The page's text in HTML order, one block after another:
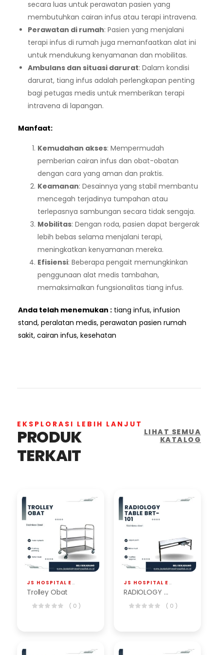
secara luas untuk perawatan pasien yang
membutuhkan cairan infus atau terapi intravena.
Perawatan di rumah: Pasien yang menjalani
terapi infus di rumah juga memanfaatkan alat ini
untuk mendukung kenyamanan dan mobilitas.
Ambulans dan situasi darurat: Dalam kondisi
darurat, tiang infus adalah perlengkapan penting
bagi petugas medis untuk memberikan terapi
intravena di lapangan.
Manfaat:
Kemudahan akses: Mempermudah
pemberian cairan infus dan obat-obatan
dengan cara yang aman dan praktis.
Keamanan: Desainnya yang stabil membantu
mencegah terjadinya tumpahan atau
terlepasnya sambungan secara tidak sengaja.
Mobilitas: Dengan roda, pasien dapat bergerak
lebih bebas selama menjalani terapi,
meningkatkan kenyamanan mereka.
Efisiensi: Beberapa pengait memungkinkan
penggunaan alat medis tambahan,
memaksimalkan fungsionalitas tiang infus.
Anda telah menemukan : tiang infus, infusion
stand, peralatan medis, perawatan pasien rumah
sakit, cairan infus, kesehatan
EKSPLORASI LEBIH LANJUT
PRODUK
TERKAIT
LIHAT SEMUA
KATALOG
JS HOSPITAL EQP
Trolley Obat
( 0 )
JS HOSPITAL EQP
RADIOLOGY TABLE BRT-101
( 0 )